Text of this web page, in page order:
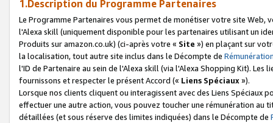
1.Description du Programme Partenaires
Le Programme Partenaires vous permet de monétiser votre site Web,
l'Alexa skill (uniquement disponible pour les partenaires utilisant un
Produits sur amazon.co.uk) (ci-après votre « Site ») en plaçant sur
la localisation, tout autre site inclus dans le Décompte de
l'ID de Partenaire au sein de l'Alexa skill (via l'Alexa Shopping Kit).
fournissons et respecter le présent Accord (« Liens Spéciaux»).
Lorsque nos clients cliquent ou interagissent avec des Liens Spéciaux
effectuer une autre action, vous pouvez toucher une rémunération
détaillées (et sous réserve des limites indiquées) dans le Décompte de